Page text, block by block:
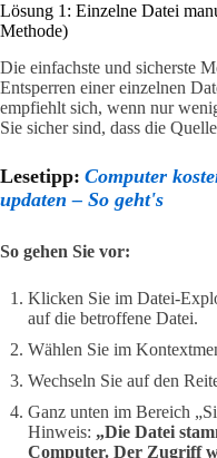
Lösung 1: Einzelne Datei
Methode)
Die einfachste und sicherste
Entsperren einer einzelnen
empfiehlt sich, wenn nur
Sie sicher sind, dass die
Lesetipp: Computer
updaten – So geht's
So gehen Sie vor:
Klicken Sie im Datei-
auf die betroffene Datei.
Wählen Sie im
Wechseln Sie auf den
Ganz unten im Bereich
Hinweis: „Die Datei
Computer. Der Zugriff